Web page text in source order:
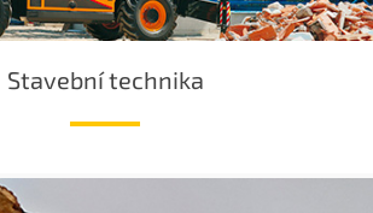
Stavební technika